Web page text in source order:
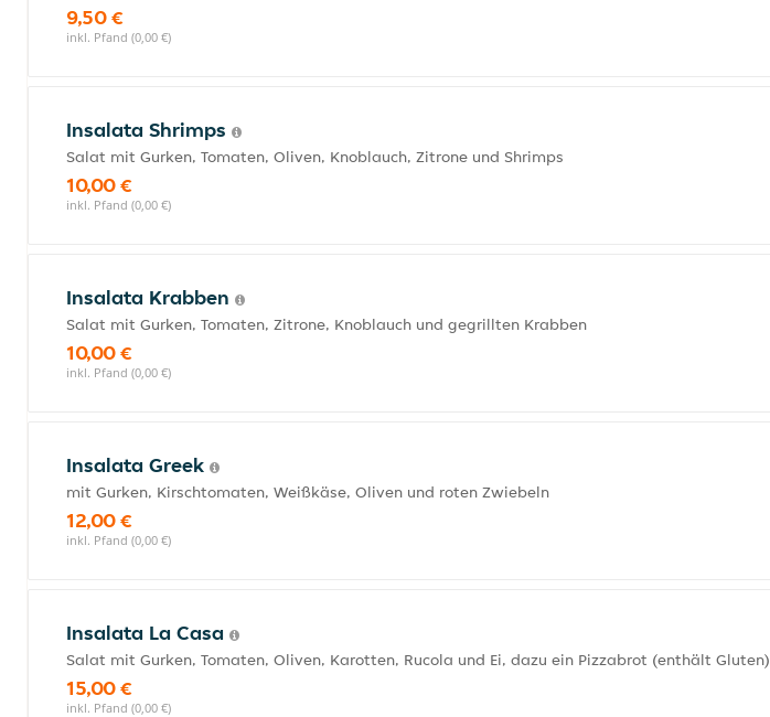
9,50 €
inkl. Pfand (0,00 €)
Insalata Shrimps
Salat mit Gurken, Tomaten, Oliven, Knoblauch, Zitrone und Shrimps
10,00 €
inkl. Pfand (0,00 €)
Insalata Krabben
Salat mit Gurken, Tomaten, Zitrone, Knoblauch und gegrillten Krabben
10,00 €
inkl. Pfand (0,00 €)
Insalata Greek
mit Gurken, Kirschtomaten, Weißkäse, Oliven und roten Zwiebeln
12,00 €
inkl. Pfand (0,00 €)
Insalata La Casa
Salat mit Gurken, Tomaten, Oliven, Karotten, Rucola und Ei, dazu ein Pizzabrot (enthält Gluten)
15,00 €
inkl. Pfand (0,00 €)